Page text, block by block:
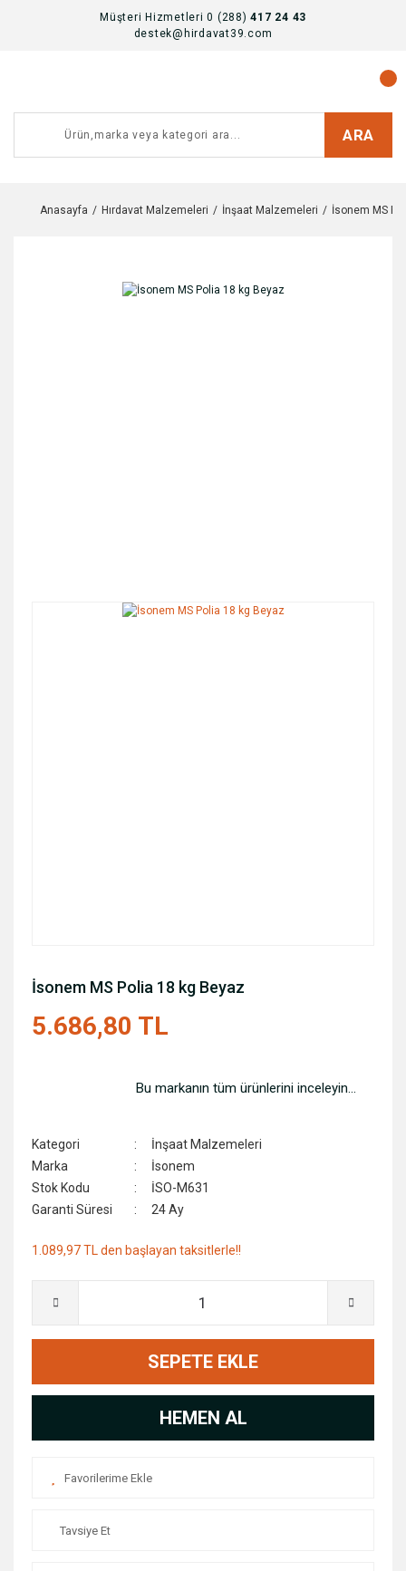
Müşteri Hizmetleri 0 (288)417 24 43
destek@hirdavat39.com
ARA
Anasayfa Hırdavat Malzemeleri İnşaat Malzemeleri İsonem MS
İsonem MS Polia 18 kg Beyaz
5.686,80 TL
Bu markanın tüm ürünlerini inceleyin...
Kategori
İnşaat Malzemeleri
Marka
İsonem
Stok Kodu
İSO-M631
Garanti Süresi
24 Ay
1.089,97 TL den başlayan taksitlerle!!
SEPETE EKLE
HEMEN AL
Tavsiye Et